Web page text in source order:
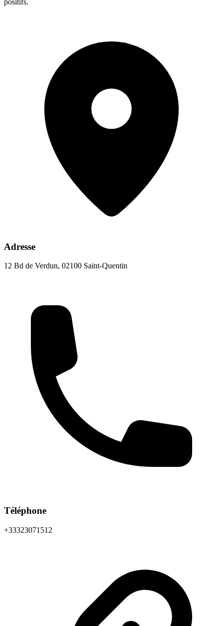
Adresse
12 Bd de Verdun, 02100 Saint-Quentin
Téléphone
+33323071512